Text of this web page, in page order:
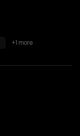
+1 more